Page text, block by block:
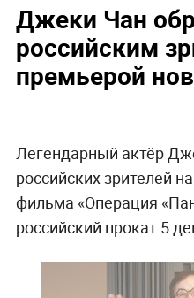
Джеки Чан
российским
премьерой
Легендарный актёр
российских зрителей
фильма «Операция
российский прокат 5